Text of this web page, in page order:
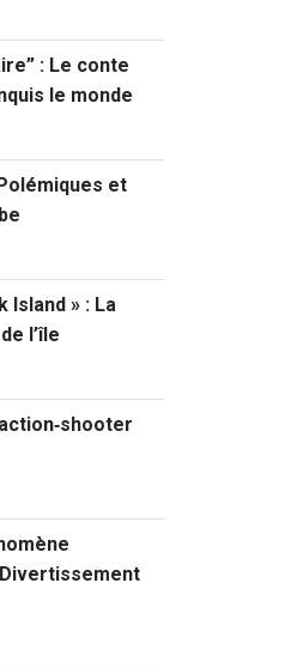
: Le conte
le monde
et
Island » : La
l’île